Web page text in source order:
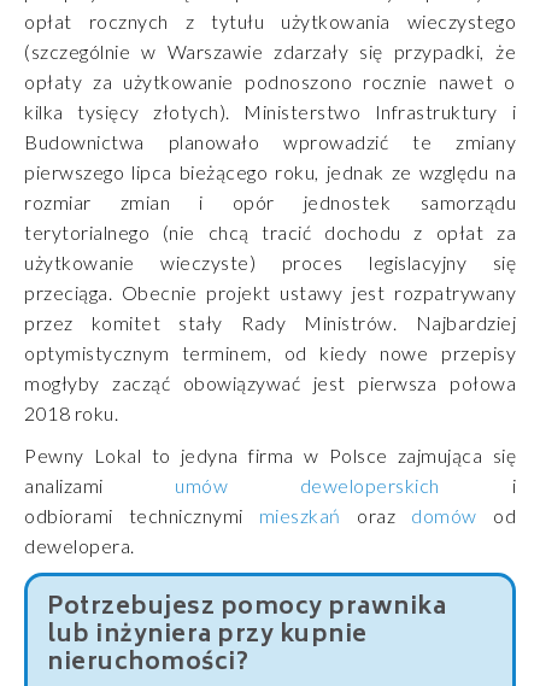
opłat rocznych z tytułu użytkowania wieczystego
(szczególnie w Warszawie zdarzały się przypadki, że
opłaty za użytkowanie podnoszono rocznie nawet o
kilka tysięcy złotych). Ministerstwo Infrastruktury i
Budownictwa planowało wprowadzić te zmiany
pierwszego lipca bieżącego roku, jednak ze względu na
rozmiar zmian i opór jednostek samorządu
terytorialnego (nie chcą tracić dochodu z opłat za
użytkowanie wieczyste) proces legislacyjny się
przeciąga. Obecnie projekt ustawy jest rozpatrywany
przez komitet stały Rady Ministrów. Najbardziej
optymistycznym terminem, od kiedy nowe przepisy
mogłyby zacząć obowiązywać jest pierwsza połowa
2018 roku.
Pewny Lokal to jedyna firma w Polsce zajmująca się
analizami umów deweloperskich i
odbiorami technicznymi mieszkań oraz domów od
dewelopera.
Potrzebujesz pomocy prawnika
lub inżyniera przy kupnie
nieruchomości?